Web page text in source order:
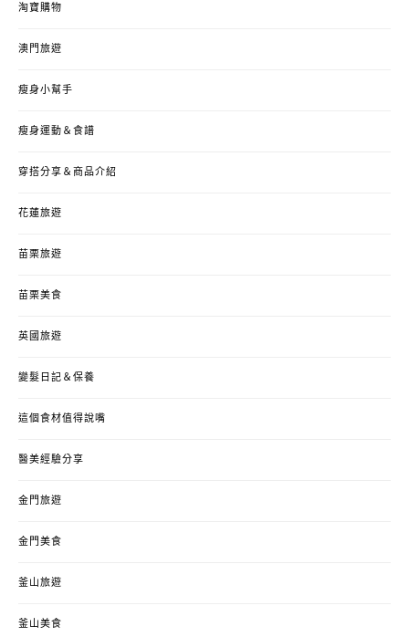
淘寶購物
澳門旅遊
瘦身小幫手
瘦身運動＆食譜
穿搭分享＆商品介紹
花蓮旅遊
苗栗旅遊
苗栗美食
英國旅遊
變髮日記＆保養
這個食材值得說嘴
醫美經驗分享
金門旅遊
金門美食
釜山旅遊
釜山美食